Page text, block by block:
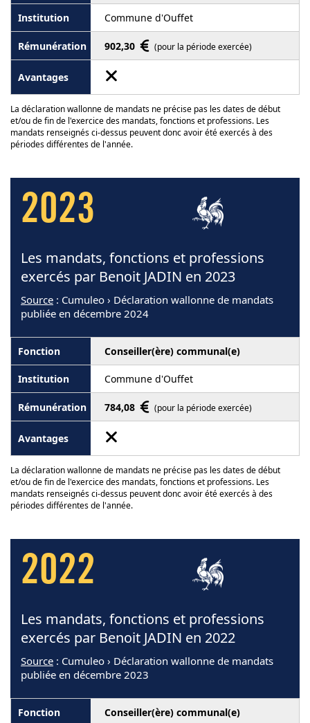
Commune d'Ouffet
902,30 (pour la période exercée)
La déclaration wallonne de mandats ne précise pas les dates de début
et/ou de fin de l'exercice des mandats, fonctions et professions. Les
mandats renseignés ci-dessus peuvent donc avoir été exercés à des
périodes différentes de l'année.
2023
Les mandats, fonctions et professions
exercés par Benoit JADIN en 2023
Source : Cumuleo › Déclaration wallonne de mandats
publiée en décembre 2024
Conseiller(ère) communal(e)
Commune d'Ouffet
784,08 (pour la période exercée)
La déclaration wallonne de mandats ne précise pas les dates de début
et/ou de fin de l'exercice des mandats, fonctions et professions. Les
mandats renseignés ci-dessus peuvent donc avoir été exercés à des
périodes différentes de l'année.
2022
Les mandats, fonctions et professions
exercés par Benoit JADIN en 2022
Source : Cumuleo › Déclaration wallonne de mandats
publiée en décembre 2023
Conseiller(ère) communal(e)